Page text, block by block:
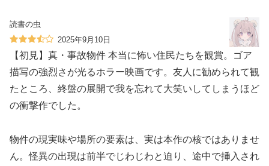
読書の虫
2025年9月10日
【初見】真・事故物件 本当に怖い住民たちを観賞。ゴア
描写の強烈さが光るホラー映画です。友人に勧められて観
たところ、終盤の展開で我を忘れて大笑いしてしまうほど
の衝撃作でした。
物件の現実味や場所の要素は、実は本作の核ではありませ
ん。怪異の出現は前半でじわじわと迫り、途中で挿入され